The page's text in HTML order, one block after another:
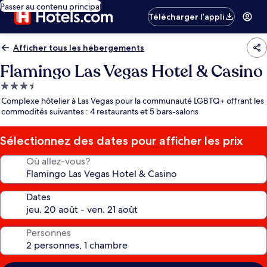
Passer au contenu principal
Télécharger l’appli
Afficher tous les hébergements
Flamingo Las Vegas Hotel & Casino
Hébergement
3.5 étoiles
Complexe hôtelier à Las Vegas pour la communauté LGBTQ+ offrant les
commodités suivantes : 4 restaurants et 5 bars-salons
Sélectionnez des dates pour afficher les prix
Où allez-vous?
Dates
Personnes